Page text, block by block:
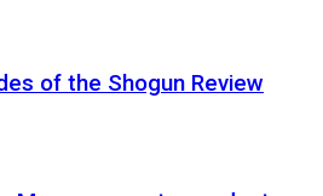
of the Shogun Review